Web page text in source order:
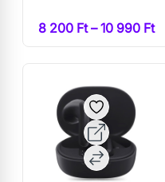
8 200 Ft – 10 990 Ft